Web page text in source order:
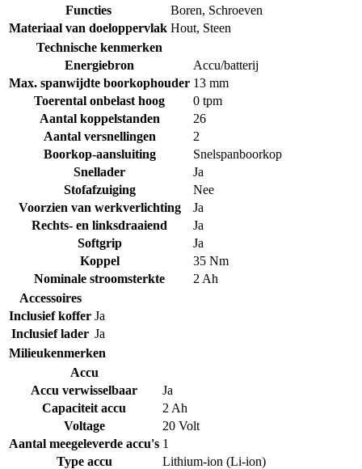
Functies
Boren, Schroeven
Materiaal van doeloppervlak Hout, Steen
Technische kenmerken
Energiebron
Accu/batterij
Max. spanwijdte boorkophouder 13 mm
Toerental onbelast hoog
0 tpm
Aantal koppelstanden
26
Aantal versnellingen
2
Boorkop-aansluiting
Snelspanboorkop
Snellader
Ja
Stofafzuiging
Nee
Voorzien van werkverlichting
Ja
Rechts- en linksdraaiend
Ja
Softgrip
Ja
Koppel
35 Nm
Nominale stroomsterkte
2 Ah
Accessoires
Inclusief koffer Ja
Inclusief lader Ja
Milieukenmerken
Accu
Accu verwisselbaar
Ja
Capaciteit accu
2 Ah
Voltage
20 Volt
Aantal meegeleverde accu's 1
Type accu
Lithium-ion (Li-ion)